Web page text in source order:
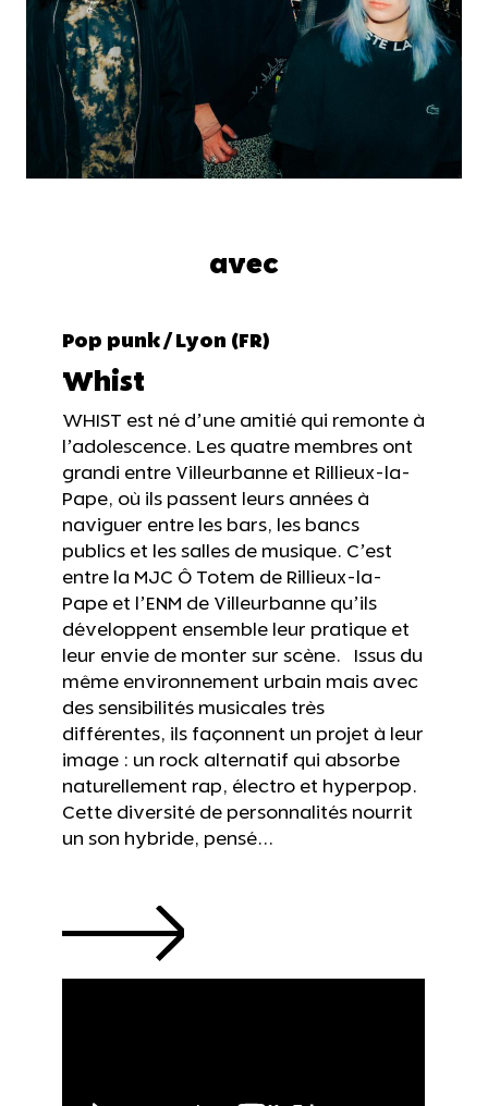
avec
Pop punk / Lyon (FR)
Whist
WHIST est né d’une amitié qui remonte à
l’adolescence. Les quatre membres ont
grandi entre Villeurbanne et Rillieux-la-
Pape, où ils passent leurs années à
naviguer entre les bars, les bancs
publics et les salles de musique. C’est
entre la MJC Ô Totem de Rillieux-la-
Pape et l’ENM de Villeurbanne qu’ils
développent ensemble leur pratique et
leur envie de monter sur scène. Issus du
même environnement urbain mais avec
des sensibilités musicales très
différentes, ils façonnent un projet à leur
image : un rock alternatif qui absorbe
naturellement rap, électro et hyperpop.
Cette diversité de personnalités nourrit
un son hybride, pensé...